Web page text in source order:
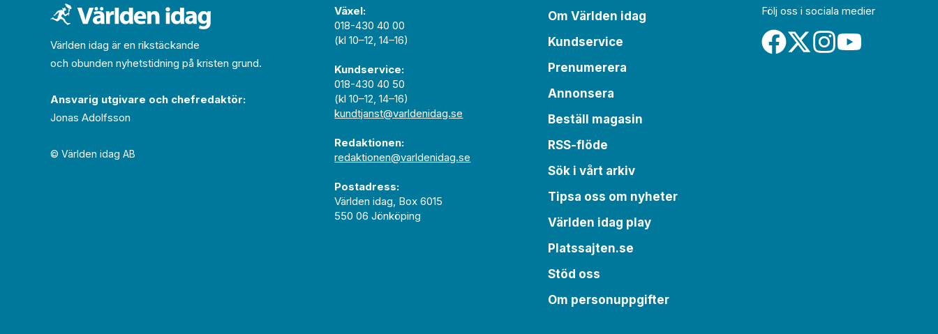
Världen idag är en rikstäckande
och obunden nyhets­­­tidning på kristen grund.
Ansvarig utgivare och chef­redaktör:
Jonas Adolfsson
© Världen idag AB
Växel:
018-430 40 00
(kl 10–12, 14–16)
Kundservice:
018-430 40 50
(kl 10–12, 14–16)
kundtjanst@varldenidag.se
Redaktionen:
redaktionen@varldenidag.se
Postadress:
Världen idag, Box 6015
550 06 Jönköping
Om Världen idag
Kundservice
Prenumerera
Annonsera
Beställ magasin
RSS-flöde
Sök i vårt arkiv
Tipsa oss om nyheter
Världen idag play
Platssajten.se
Stöd oss
Om personuppgifter
Följ oss i sociala medier